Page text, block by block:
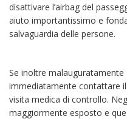
disattivare l’airbag del
aiuto importantissimo e
salvaguardia delle persone.
Se inoltre malauguratamente
immediatamente contattare
visita medica di controllo.
maggiormente esposto e